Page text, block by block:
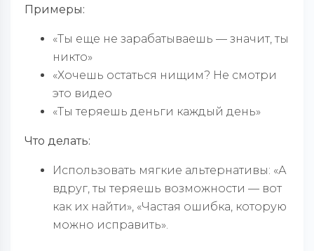
Примеры:
«Ты еще не зарабатываешь — значит, ты
никто»
«Хочешь остаться нищим? Не смотри
это видео
«Ты теряешь деньги каждый день»
Что делать:
Использовать мягкие альтернативы: «А
вдруг, ты теряешь возможности — вот
как их найти», «Частая ошибка, которую
можно исправить».